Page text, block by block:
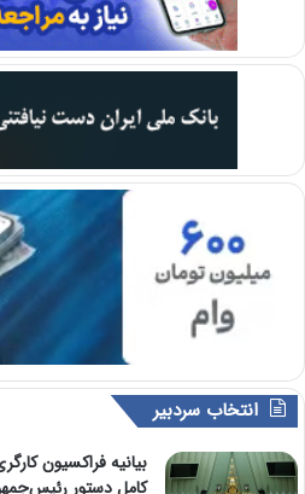
انتخاب سردبیر
بیانیه فراکسیون
کامل دستور